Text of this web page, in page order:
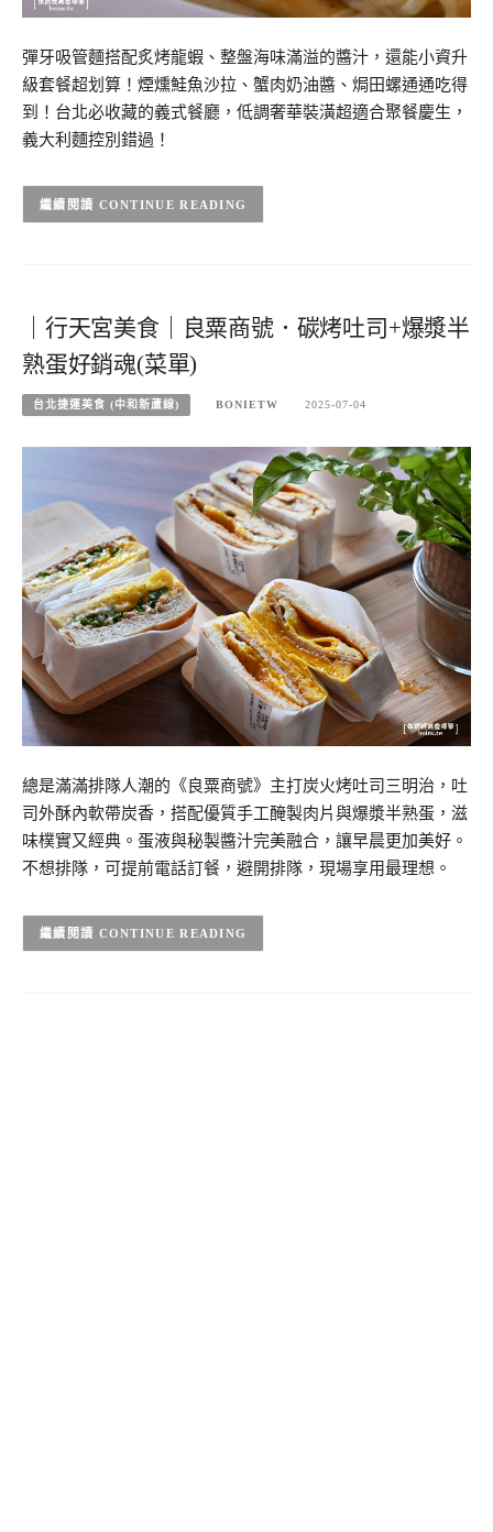
彈牙吸管麵搭配炙烤龍蝦、整盤海味滿溢的醬汁，還能小資升
級套餐超划算！煙燻鮭魚沙拉、蟹肉奶油醬、焗田螺通通吃得
到！台北必收藏的義式餐廳，低調奢華裝潢超適合聚餐慶生，
義大利麵控別錯過！
CONTINUE READING
｜行天宮美食｜良粟商號．碳烤吐司+爆漿半
熟蛋好銷魂(菜單)
台北捷運美食 (中和新蘆線) BONIETW 2025-07-04
總是滿滿排隊人潮的《良粟商號》主打炭火烤吐司三明治，吐
司外酥內軟帶炭香，搭配優質手工醃製肉片與爆漿半熟蛋，滋
味樸實又經典。蛋液與秘製醬汁完美融合，讓早晨更加美好。
不想排隊，可提前電話訂餐，避開排隊，現場享用最理想。
CONTINUE READING